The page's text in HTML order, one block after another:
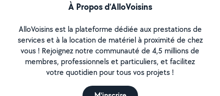
À Propos d’AlloVoisins
AlloVoisins est la plateforme dédiée aux prestations de
services et à la location de matériel à proximité de chez
vous ! Rejoignez notre communauté de 4,5 millions de
membres, professionnels et particuliers, et facilitez
votre quotidien pour tous vos projets !